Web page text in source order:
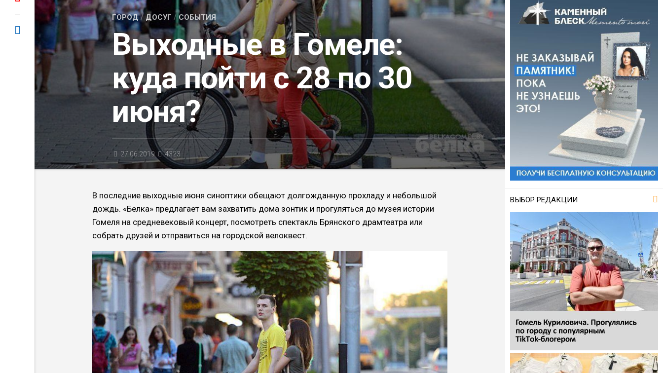
ГОРОД/ДОСУГ / СОБЫТИЯ
Выходные в Гомеле:
куда пойти с 28 по 30
июня?
27.06.2019 4323
В последние выходные июня синоптики обещают долгожданную прохладу и небольшой
дождь. «Белка» предлагает вам захватить дома зонтик и прогуляться до музея истории
Гомеля на средневековый концерт, посмотреть спектакль Брянского драмтеатра или
собрать друзей и отправиться на городской велоквест.
ВЫБОР РЕДАКЦИИ